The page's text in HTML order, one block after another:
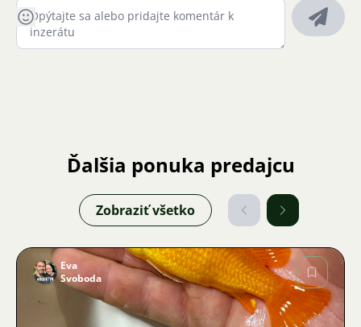
Ďalšia ponuka predajcu
Zobraziť všetko
Eva
Svoboda